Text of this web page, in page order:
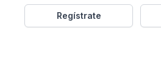
Regístrate